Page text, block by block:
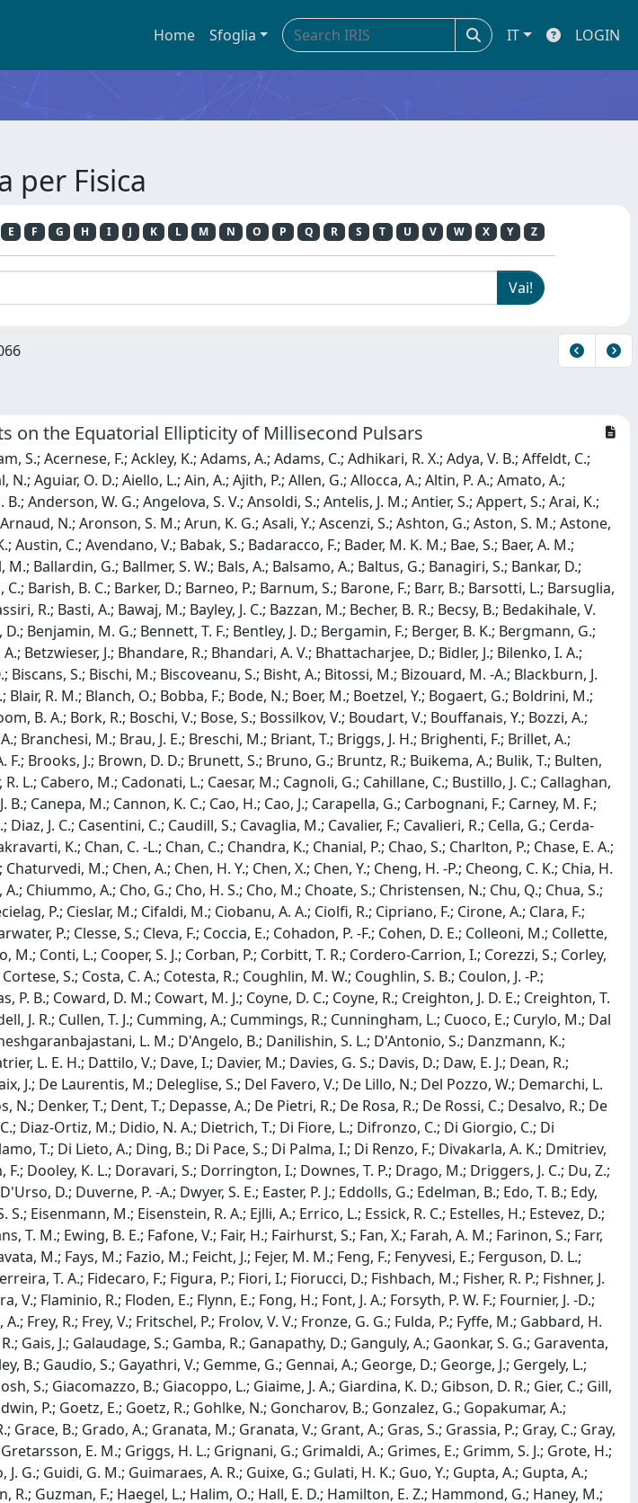
Home Sfoglia IT LOGIN
per Fisica
E F G H I J K L M N O P Q R S T U V W X Y Z
on the Equatorial Ellipticity of Millisecond Pulsars
F.; Clark, E. N.; Clark, J. A.; Clarke, L.; Clearwater, P.; Clesse, S.; Cleva, F.; Coccia, E.; Cohadon, P. -F.; Cohen, D. E.; Colleoni, M.; Collette, C. G.; Collins, C.; Colpi, M.; Constancio, M.; Conti, L.; Cooper, S. J.; Corban, P.; Corbitt, T. R.; Cordero-Carrion, I.; Corezzi, S.; Corley, K. R.; Cornish, N.; Corre, D.; Corsi, A.; Cortese, S.; Costa, C. A.; Cotesta, R.; Coughlin, M. W.; Coughlin, S. B.; Coulon, J. -P.; Countryman, S. T.; Couvares, P.; Covas, P. B.; Coward, D. M.; Cowart, M. J.; Coyne, D. C.; Coyne, R.; Creighton, J. D. E.; Creighton, T. D.; Croquette, M.; Crowder, S. G.; Cudell, J. R.; Cullen, T. J.; Cumming, A.; Cummings, R.; Cunningham, L.; Cuoco, E.; Curylo, M.; Dal Canton, T. D.; Dalya, G.; Dana, A.; Daneshgaranbajastani, L. M.; D'Angelo, B.; Danilishin, S. L.; D'Antonio, S.; Danzmann, K.; Darsow-Fromm, C.; Dasgupta, A.; Datrier, L. E. H.; Dattilo, V.; Dave, I.; Davier, M.; Davies, G. S.; Davis, D.; Daw, E. J.; Dean, R.; Debra, D.; Deenadayalan, M.; Degallaix, J.; De Laurentis, M.; Deleglise, S.; Del Favero, V.; De Lillo, N.; Del Pozzo, W.; Demarchi, L. M.; De Matteis, F.; D'Emilio, V.; Demos, N.; Denker, T.; Dent, T.; Depasse, A.; De Pietri, R.; De Rosa, R.; De Rossi, C.; Desalvo, R.; De Varona, O.; Dhurandhar, S.; Diaz, M. C.; Diaz-Ortiz, M.; Didio, N. A.; Dietrich, T.; Di Fiore, L.; Difronzo, C.; Di Giorgio, C.; Di Giovanni, F.; Di Giovanni, M.; Di Girolamo, T.; Di Lieto, A.; Ding, B.; Di Pace, S.; Di Palma, I.; Di Renzo, F.; Divakarla, A. K.; Dmitriev, A.; Doctor, Z.; D'Onofrio, L.; Donovan, F.; Dooley, K. L.; Doravari, S.; Dorrington, I.; Downes, T. P.; Drago, M.; Driggers, J. C.; Du, Z.; Ducoin, J. -G.; Dupej, P.; Durante, O.; D'Urso, D.; Duverne, P. -A.; Dwyer, S. E.; Easter, P. J.; Eddolls, G.; Edelman, B.; Edo, T. B.; Edy, O.; Effler, A.; Eichholz, J.; Eikenberry, S. S.; Eisenmann, M.; Eisenstein, R. A.; Ejlli, A.; Errico, L.; Essick, R. C.; Estelles, H.; Estevez, D.; Etienne, Z. B.; Etzel, T.; Evans, M.; Evans, T. M.; Ewing, B. E.; Fafone, V.; Fair, H.; Fairhurst, S.; Fan, X.; Farah, A. M.; Farinon, S.; Farr, B.; Farr, W. M.; Fauchon-Jones, E. J.; Favata, M.; Fays, M.; Fazio, M.; Feicht, J.; Fejer, M. M.; Feng, F.; Fenyvesi, E.; Ferguson, D. L.; Fernandez-Galiana, A.; Ferrante, I.; Ferreira, T. A.; Fidecaro, F.; Figura, P.; Fiori, I.; Fiorucci, D.; Fishbach, M.; Fisher, R. P.; Fishner, J. M.; Fittipaldi, R.; Fitz-Axen, M.; Fiumara, V.; Flaminio, R.; Floden, E.; Flynn, E.; Fong, H.; Font, J. A.; Forsyth, P. W. F.; Fournier, J. -D.; Frasca, S.; Frasconi, F.; Frei, Z.; Freise, A.; Frey, R.; Frey, V.; Fritschel, P.; Frolov, V. V.; Fronze, G. G.; Fulda, P.; Fyffe, M.; Gabbard, H. A.; Gadre, B. U.; Gaebel, S. M.; Gair, J. R.; Gais, J.; Galaudage, S.; Gamba, R.; Ganapathy, D.; Ganguly, A.; Gaonkar, S. G.; Garaventa, B.; Garcia-Quiros, C.; Garufi, F.; Gateley, B.; Gaudio, S.; Gayathri, V.; Gemme, G.; Gennai, A.; George, D.; George, J.; Gergely, L.; Ghonge, S.; Ghosh, A.; Ghosh, A.; Ghosh, S.; Giacomazzo, B.; Giacoppo, L.; Giaime, J. A.; Giardina, K. D.; Gibson, D. R.; Gier, C.; Gill, K.; Giri, P.; Glanzer, J.; Gleckl, A. E.; Godwin, P.; Goetz, E.; Goetz, R.; Gohlke, N.; Goncharov, B.; Gonzalez, G.; Gopakumar, A.; Gossan, S. E.; Gosselin, M.; Gouaty, R.; Grace, B.; Grado, A.; Granata, M.; Granata, V.; Grant, A.; Gras, S.; Grassia, P.; Gray, C.; Gray, R.; Greco, G.; Green, A. C.; Green, R.; Gretarsson, E. M.; Griggs, H. L.; Grignani, G.; Grimaldi, A.; Grimes, E.; Grimm, S. J.; Grote, H.; Grunewald, S.; Gruning, P.; Guerrero, J. G.; Guidi, G. M.; Guimaraes, A. R.; Guixe, G.; Gulati, H. K.; Guo, Y.; Gupta, A.; Gupta, A.; Gupta, P.; Gustafson, E. K.; Gustafson, R.; Guzman, F.; Haegel, L.; Halim, O.; Hall, E. D.; Hamilton, E. Z.; Hammond, G.; Haney, M.; Hanke, M. M.; Hanks, J.; Hanna, C.; Hannam, M. D.; Hannuksela, O. A.; Hannuksela, O.; Hansen, H.; Hansen, T. J.; Hanson, J.; Harder, T.; Hardwick, T.; Haris, K.; Harms, J.; Harry, G. M.; Harry, I. W.; Hartwig, D.; Hasskew, R. K.; Haster, C. -J.; Haughian, K.; Hayes, F. J.; Healy, J.; Heidmann, A.; Heintze, M. C.; Heinze, J.; Heinzel, J.; Heitmann, H.; Hellman, F.; Hello, P.; Helmling-Cornell, A. F.; Hemming, G.; Hendry, M.; Heng, I. S.; Hennes, E.; Hennig, J.; Hennig, M. H.; Vivanco, F. H.; Heurs, M.; Hild, S.; Hill, P.; Hines, A. S.; Hochheim, S.; Hofgard, E.; Hofman, D.; Hohmann, J. N.; Holgado, A. M.; Holland, N. A.; Hollows, I. J.; Holmes, Z. J.; Holt, K.; Holz, D. E.; Hopkins, P.; Horst, C.; Hough, J.; Howell, E. J.; Hoy, C. G.; Hoyland, D.; Huang, Y.; Hubner, M. T.; Huddart, A. D.; Huerta, E. A.; Hughey, B.; Hui, V.; Husa, S.; Huttner, S. H.; Hutzler, B. M.; Huxford, R.; Huynh-Dinh, T.; Idzkowski, B.; Iess, A.; Imperato, S.; Inchauspe, H.; Ingram, C.; Intini, G.; Isi, M.; Iyer, B. R.; Jaberianhamedan, V.; Jacqmin, T.; Jadhav, S. J.; Jadhav, S. P.; James, A. L.; Jani, K.; Janssens, K.; Janthalur, N. N.; Jaranowski, P.; Jariwala, D.; Jaume, R.; Jenkins, A. C.; Jeunon, M.; Jiang, J.; Johns, G. R.; Jones, A. W.; Jones, D. I.; Jones, J. D.; Jones, P.; Jones, R.; Jonker, R. J. G.; Ju, L.; Junker, J.; Kalaghatgi, C. V.; Kalogera, V.; Kamai, B.; Kandhasamy, S.; Kang, G.; Kanner, J. B.; Kapadia, S. J.; Kapasi, D. P.; Karathanasis, C.; Karki, S.; Kashyap, R.; Kasprzack, M.; Kastaun, W.; Katsanevas, S.; Katsavounidis, E.; Katzman, W.; Kawabe, K.; Kefelian, F.; Keitel, D.; Key, J. S.; Khadka, S.; Khalili, F. Y.; Khan, I.; Khan, S.; Khazanov, E. A.; Khetan, N.; Khursheed, M.; Kijbunchoo, N.; Kim, C.; Kim, G. J.; Kim, J. C.; Kim, K.; Kim, W.; Kim, W. S.; Kim, Y. -M.; Kimball, C.; King, P. J.; Kinley-Hanlon, M.; Kirchhoff, R.; Kissel, J. S.; Kleybolte, L.; Klimenko, S.; Knowles, T. D.; Knyazev, E.; Koch, P.; Koehlenbeck, S. M.; Koekoek, G.; Koley, S.; Kolstein, M.; Komori, K.; Kondrashov, V.; Kontos, A.; Koper, N.; Korobko, M.; Korth, W. Z.; Kovalam, M.; Kozak, D. B.; Kramer, C.; Kringel, V.; Krishnendu, N. V.; Krolak, A.; Kuehn, G.; Kumar, A.; Kumar, P.; Kumar, R.; Kumar, R.; Kuns, K.; Kwang, S.; Lackey, B. D.; Laghi, D.; Lalande, E.; Lam, T. L.; Lamberts, A.; Landry, M.; Lane, B. B.; Lang, R. N.; Lange, J.; Lantz, B.; Lanza, R. K.; Rosa, I. L.; Lartaux-Vollard, A.; Lasky, P. D.; Laxen, M.; Lazzarini, A.; Lazzaro, C.; Leaci, P.; Leavey, S.; Lecoeuche, Y. K.; Lee, H. M.; Lee, H. W.; Lee, J.; Lee, K.; Lehmann, J.; Leon, E.; Leroy, N.; Letendre, N.; Levin, Y.; Li, A.; Li, J.; Li, K. J. L.; Li, T. G. F.; Li, X.; Linde, F.; Linker, S. D.; Linley, J. N.; Littenberg, T. B.; Liu, J.; Liu, X.; Llorens-Monteagudo, M.; Lo, R. K. L.; Lockwood, A.; London, L. T.; Longo, A.; Lorenzini, M.; Loriette, V.; Lormand, M.; Losurdo, G.; Lough, J. D.; Lousto, C. O.; Lovelace, G.; Lower, M.; Luck, H.; Lumaca, D.; Lundgren, A. P.; Ma, Y.; Macas, R.; Macinnis, M.; Macleod, D. M.; Macmillan, I. A. O.; Macquet, A.; Magana Hernandez, I.; Magana-Sandoval, F.; Magazzu, C.; Magee, R. M.; Majorana, E.; Maksimovic, I.; Maliakal, S.; Malik, A.; Man, N.; Mandic, V.; Mangano, V